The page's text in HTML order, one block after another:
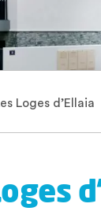
Loges d’Ellaia